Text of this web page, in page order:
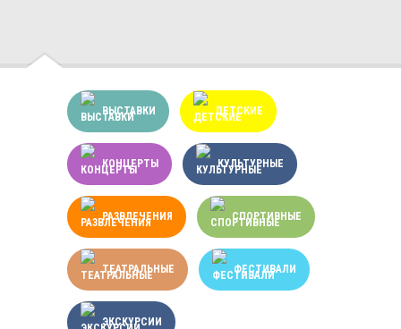
ВЫСТАВКИ ДЕТСКИЕ
КОНЦЕРТЫ КУЛЬТУРНЫЕ
РАЗВЛЕЧЕНИЯ СПОРТИВНЫЕ
ТЕАТРАЛЬНЫЕ ФЕСТИВАЛИ
ЭКСКУРСИИ